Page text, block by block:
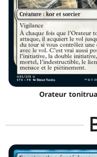
Orateur